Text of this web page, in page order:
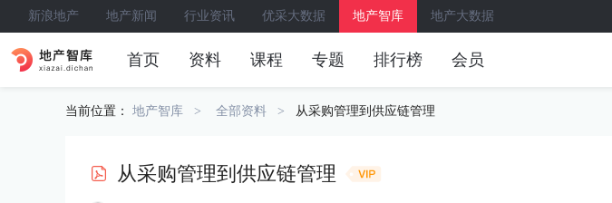
新浪地产 地产新闻 行业资讯 优采大数据 地产智库 地产大数据
首页 资料 课程 专题 排行榜 会员
当前位置： 地产智库 全部资料 从采购管理到供应链管理
从采购管理到供应链管理